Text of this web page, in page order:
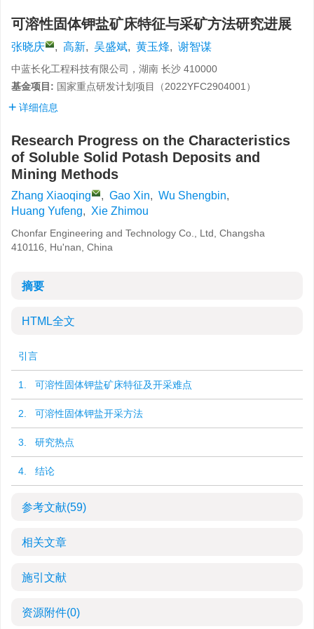
可溶性固体钾盐矿床特征与采矿方法研究进展
张晓庆 , 高新, 吴盛斌, 黄玉烽, 谢智谋
中蓝长化工程科技有限公司，湖南 长沙 410000
基金项目: 国家重点研发计划项目（2022YFC2904001 ）
详细信息
Research Progress on the Characteristics
of Soluble Solid Potash Deposits and
Mining Methods
Zhang Xiaoqing , Gao Xin, Wu Shengbin,
Huang Yufeng, Xie Zhimou
Chonfar Engineering and Technology Co., Ltd, Changsha
410116, Hu'nan, China
摘要
HTML全文
引言
1. 可溶性固体钾盐矿床特征及开采难点
2. 可溶性固体钾盐开采方法
3. 研究热点
4. 结论
参考文献(59)
相关文章
施引文献
资源附件(0)